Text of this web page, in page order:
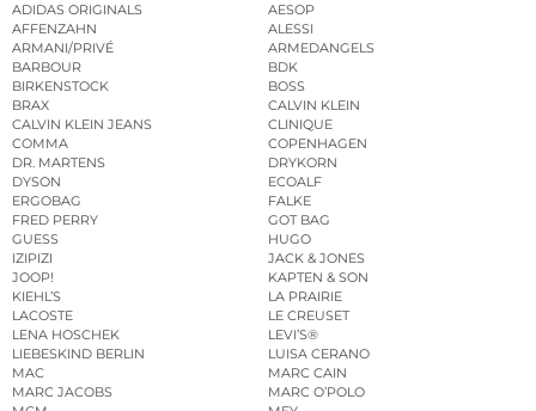
ADIDAS ORIGINALS
AESOP
AFFENZAHN
ALESSI
ARMANI/PRIVÉ
ARMEDANGELS
BARBOUR
BDK
BIRKENSTOCK
BOSS
BRAX
CALVIN KLEIN
CALVIN KLEIN JEANS
CLINIQUE
COMMA
COPENHAGEN
DR. MARTENS
DRYKORN
DYSON
ECOALF
ERGOBAG
FALKE
FRED PERRY
GOT BAG
GUESS
HUGO
IZIPIZI
JACK & JONES
JOOP!
KAPTEN & SON
KIEHL’S
LA PRAIRIE
LACOSTE
LE CREUSET
LENA HOSCHEK
LEVI’S®
LIEBESKIND BERLIN
LUISA CERANO
MAC
MARC CAIN
MARC JACOBS
MARC O’POLO